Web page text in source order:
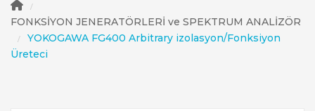
/
FONKSİYON JENERATÖRLERİ ve SPEKTRUM ANALİZÖR
/
YOKOGAWA FG400 Arbitrary izolasyon/Fonksiyon
Üreteci